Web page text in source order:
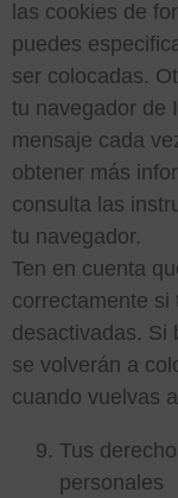
las cookies de
puedes
ser colocadas.
tu navegador de
mensaje cada
obtener más
consulta las
tu navegador.
Ten en cuenta
correctamente si
desactivadas. Si
se volverán a
cuando vuelvas
Tus
personales